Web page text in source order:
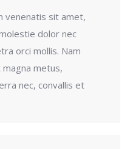
venenatis sit amet,
dolor nec
orci mollis. Nam
metus,
nec, convallis et